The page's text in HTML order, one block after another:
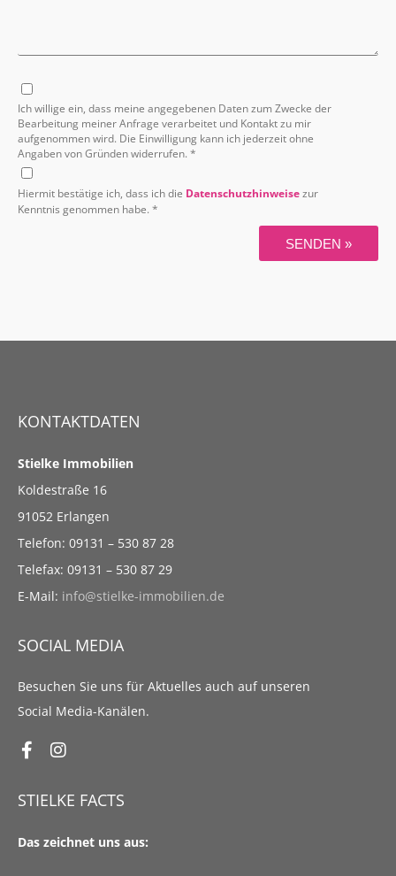
KONTAKTDATEN
Stielke Immobilien
Koldestraße 16
91052 Erlangen
Telefon: 09131 – 530 87 28
Telefax: 09131 – 530 87 29
E-Mail: info@stielke-immobilien.de
SOCIAL MEDIA
Besuchen Sie uns für Aktuelles auch auf unseren
Social Media-Kanälen.
STIELKE FACTS
Das zeichnet uns aus:
Ich willige ein, dass meine angegebenen Daten zum Zwecke der
Bearbeitung meiner Anfrage verarbeitet und Kontakt zu mir
aufgenommen wird. Die Einwilligung kann ich jederzeit ohne
Angaben von Gründen widerrufen. *
Hiermit bestätige ich, dass ich die Datenschutzhinweisezur
Kenntnis genommen habe. *
SENDEN »